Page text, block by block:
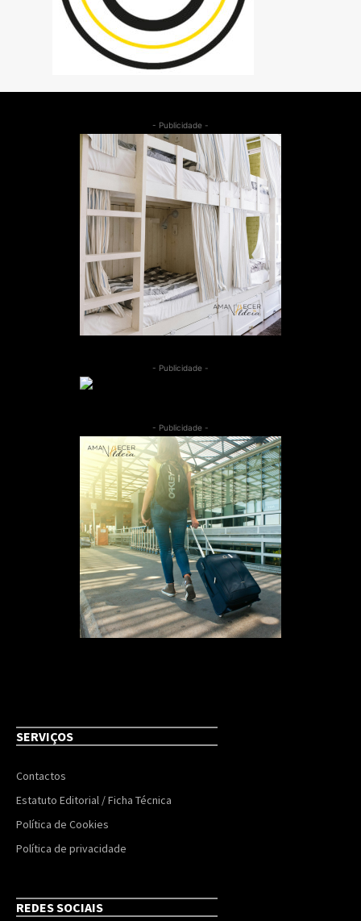
- Publicidade -
- Publicidade -
- Publicidade -
SERVIÇOS
Contactos
Estatuto Editorial / Ficha Técnica
Política de Cookies
Política de privacidade
REDES SOCIAIS